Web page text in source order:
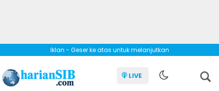
Iklan - Geser ke atas untuk melanjutkan
LIVE